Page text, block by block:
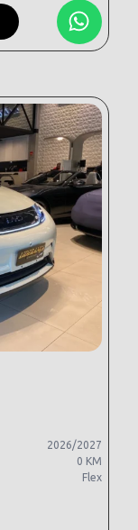
2026/2027
0 KM
Flex